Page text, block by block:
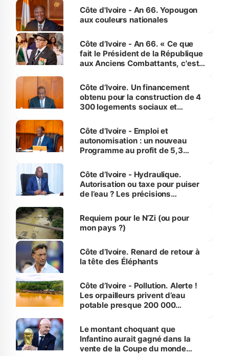
l'Etat de droit pour préserver les
vies humaines »
Côte d'Ivoire - An 66. Yopougon
aux couleurs nationales
Côte d’Ivoire - An 66. « Ce que
fait le Président de la République
aux Anciens Combattants, c'est
Côte d’Ivoire. Un financement
obtenu pour la construction de 4
300 logements sociaux et
et Yamoussoukro
Côte d’Ivoire - Emploi et
autonomisation : un nouveau
Programme au profit de 5,3
Côte d’Ivoire - Hydraulique.
Autorisation ou taxe pour puiser
de l’eau ? Les précisions
Requiem pour le N’Zi (ou pour
mon pays ?)
Côte d’Ivoire. Renard de retour à
la tête des Éléphants
Côte d’Ivoire - Pollution. Alerte !
Les orpailleurs privent d’eau
potable presque 200 000
Le montant choquant que
Infantino aurait gagné dans la
vente de la Coupe du monde